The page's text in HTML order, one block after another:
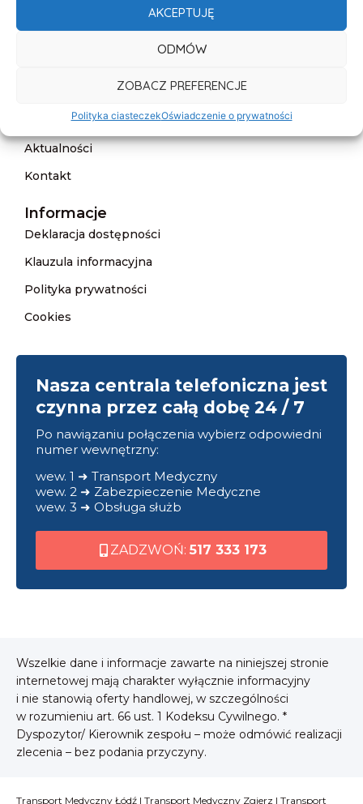
AKCEPTUJĘ
ODMÓW
ZOBACZ PREFERENCJE
Polityka ciasteczekOświadczenie o prywatności
Aktualności
Kontakt
Informacje
Deklaracja dostępności
Klauzula informacyjna
Polityka prywatności
Cookies
Nasza centrala telefoniczna jest
czynna przez całą dobę 24 / 7
Po nawiązaniu połączenia wybierz odpowiedni
numer wewnętrzny:
wew. 1 ➜ Transport Medyczny
wew. 2 ➜ Zabezpieczenie Medyczne
wew. 3 ➜ Obsługa służb
ZADZWOŃ: 517 333 173
Wszelkie dane i informacje zawarte na niniejszej stronie
internetowej mają charakter wyłącznie informacyjny
i nie stanowią oferty handlowej, w szczególności
w rozumieniu art. 66 ust. 1 Kodeksu Cywilnego. *
Dyspozytor/ Kierownik zespołu – może odmówić realizacji
zlecenia – bez podania przyczyny.
Transport Medyczny Łódź | Transport Medyczny Zgierz | Transport